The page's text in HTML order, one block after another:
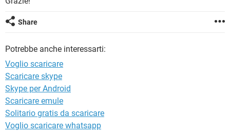
Share
Potrebbe anche interessarti:
Voglio scaricare
Scaricare skype
Skype per Android
Scaricare emule
Solitario gratis da scaricare
Voglio scaricare whatsapp